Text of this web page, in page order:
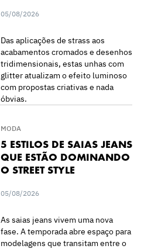
05/08/2026
Das aplicações de strass aos
acabamentos cromados e desenhos
tridimensionais, estas unhas com
glitter atualizam o efeito luminoso
com propostas criativas e nada
óbvias.
MODA
5 ESTILOS DE SAIAS JEANS
QUE ESTÃO DOMINANDO
O STREET STYLE
05/08/2026
As saias jeans vivem uma nova
fase. A temporada abre espaço para
modelagens que transitam entre o